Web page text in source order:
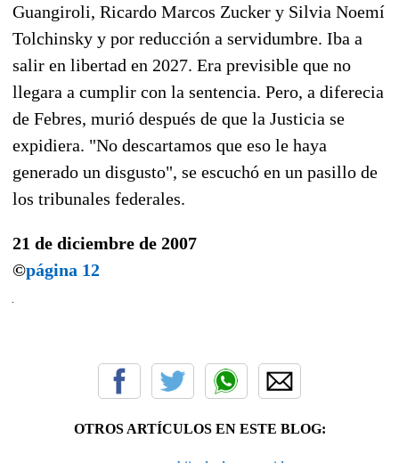
Guangiroli, Ricardo Marcos Zucker y Silvia Noemí
Tolchinsky y por reducción a servidumbre. Iba a
salir en libertad en 2027. Era previsible que no
llegara a cumplir con la sentencia. Pero, a diferecia
de Febres, murió después de que la Justicia se
expidiera. "No descartamos que eso le haya
generado un disgusto", se escuchó en un pasillo de
los tribunales federales.
21 de diciembre de 2007
©página 12
OTROS ARTÍCULOS EN ESTE BLOG: